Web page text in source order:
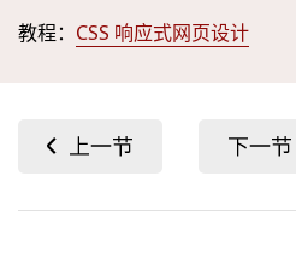
教程： CSS 响应式网页设计